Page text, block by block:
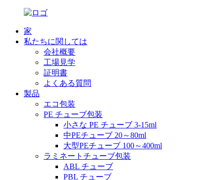
家
私たちに関しては
会社概要
工場見学
証明書
よくある質問
製品
エコ包装
PE チューブ包装
小さな PE チューブ 3-15ml
中PEチューブ 20～80ml
大型PEチューブ 100～400ml
ラミネートチューブ包装
ABL チューブ
PBL チューブ